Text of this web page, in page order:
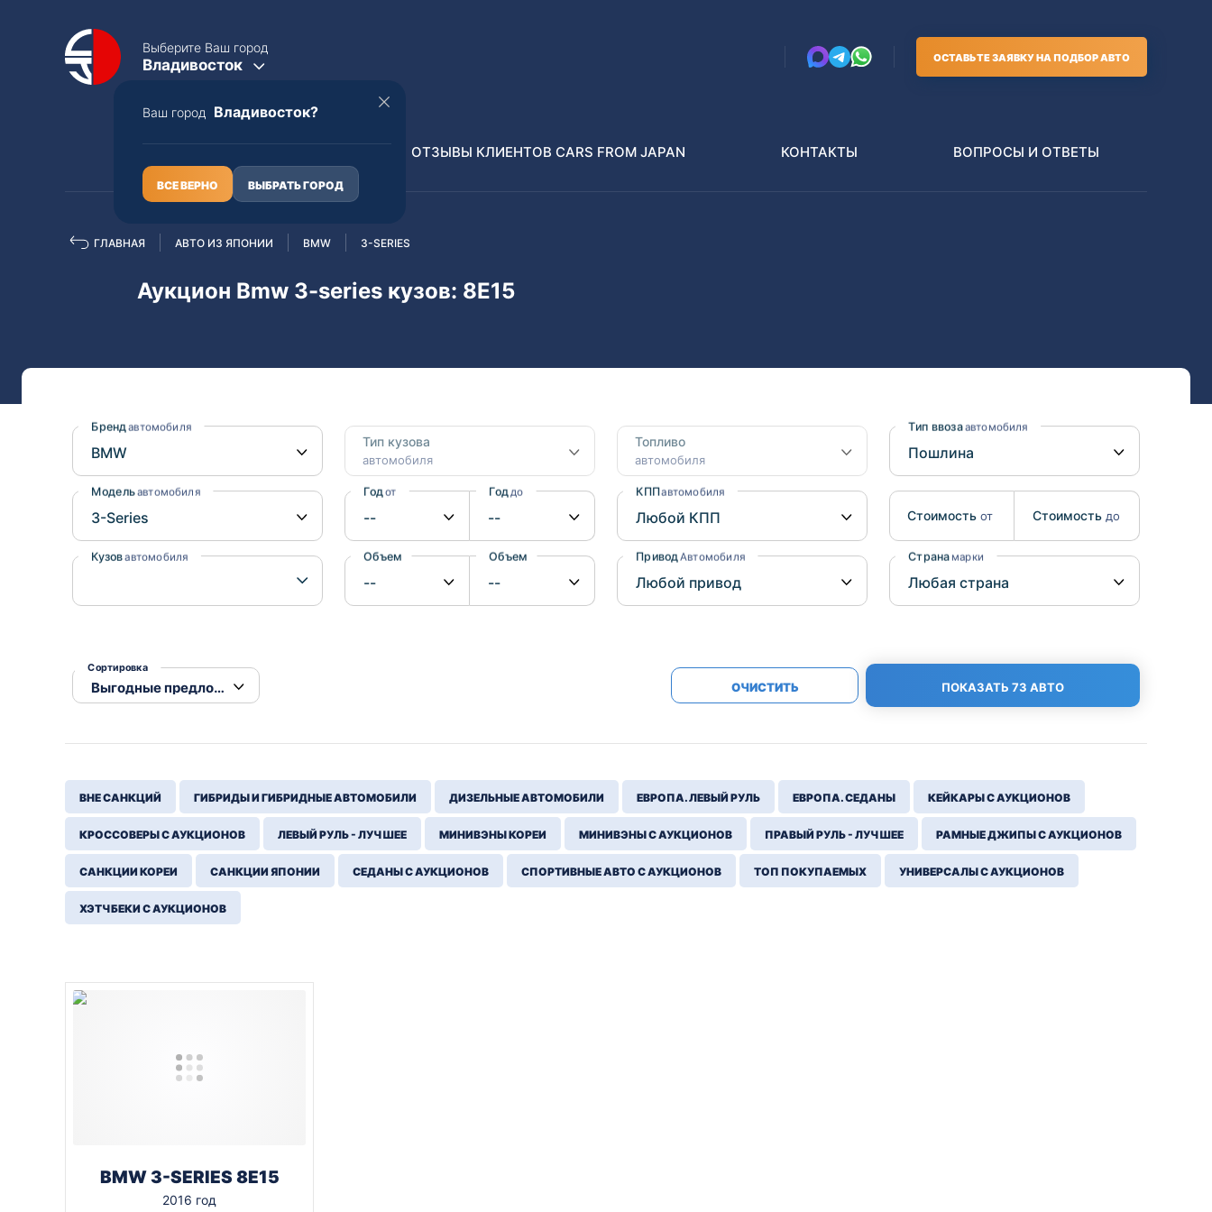
Выберите Ваш город
Владивосток
Ваш город Владивосток?
ВСЕ ВЕРНО ВЫБРАТЬ ГОРОД
ОСТАВЬТЕ ЗАЯВКУ НА ПОДБОР АВТО
Полная пошлина
Nissan
Suzuki
Subaru
Mercedes-Benz
Nissan
Mazda
Mitsubishi
Subaru
Suzuki
Lexus
Audi
Nissan
Mitsubishi
Isuzu
Hino
ОТЗЫВЫ КЛИЕНТОВ CARS FROM JAPAN КОНТАКТЫ ВОПРОСЫ И ОТВЕТЫ
ГЛАВНАЯ АВТО ИЗ ЯПОНИИ BMW 3-SERIES
Аукцион Bmw 3-series кузов: 8E15
Бренд автомобиля
Модельавтомобиля
Кузовавтомобиля
Тип кузова
автомобиля
Год от Год до
Объем от Объем до
Топливо
автомобиля
КППавтомобиля
Привод Автомобиля
Тип ввозаавтомобиля
Стоимость от Стоимость до
Страна марки
Сортировка
ОЧИСТИТЬ ПОКАЗАТЬ 73 АВТО
ВНЕ САНКЦИЙ ГИБРИДЫ И ГИБРИДНЫЕ АВТОМОБИЛИ ДИЗЕЛЬНЫЕ АВТОМОБИЛИ ЕВРОПА. ЛЕВЫЙ РУЛЬ ЕВРОПА. СЕДАНЫ КЕЙКАРЫ С АУКЦИОНОВ
КРОССОВЕРЫ С АУКЦИОНОВ ЛЕВЫЙ РУЛЬ - ЛУЧШЕЕ МИНИВЭНЫ КОРЕИ МИНИВЭНЫ С АУКЦИОНОВ ПРАВЫЙ РУЛЬ - ЛУЧШЕЕ РАМНЫЕ ДЖИПЫ С АУКЦИОНОВ
САНКЦИИ КОРЕИ САНКЦИИ ЯПОНИИ СЕДАНЫ С АУКЦИОНОВ СПОРТИВНЫЕ АВТО С АУКЦИОНОВ ТОП ПОКУПАЕМЫХ УНИВЕРСАЛЫ С АУКЦИОНОВ
ХЭТЧБЕКИ С АУКЦИОНОВ
BMW 3-SERIES 8E15
2016 год